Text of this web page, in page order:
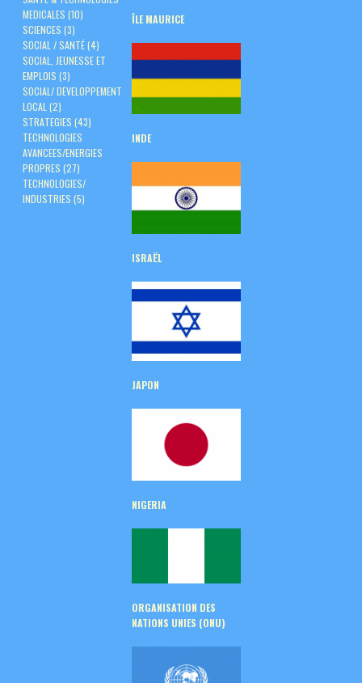
MEDICALES (10)
SCIENCES (3)
SOCIAL / SANTÉ(4)
SOCIAL, JEUNESSE ET
EMPLOIS (3)
SOCIAL/ DEVELOPPEMENT
LOCAL (2)
STRATEGIES (43)
TECHNOLOGIES
AVANCEES/ENERGIES
PROPRES (27)
TECHNOLOGIES/
INDUSTRIES (5)
ÎLEMAURICE
INDE
ISRAËL
JAPON
NIGERIA
ORGANISATION DES
NATIONS UNIES (ONU)